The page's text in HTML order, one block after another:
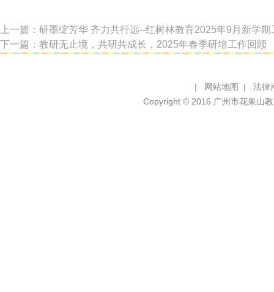
上一篇：研墨绽芳华 齐力共行远--红树林教育2025年9月新学
下一篇：教研无止境，共研共成长，2025年春季研培工作回顾
| 网站地图 |
法律
Copyright © 2016 广州市花果山